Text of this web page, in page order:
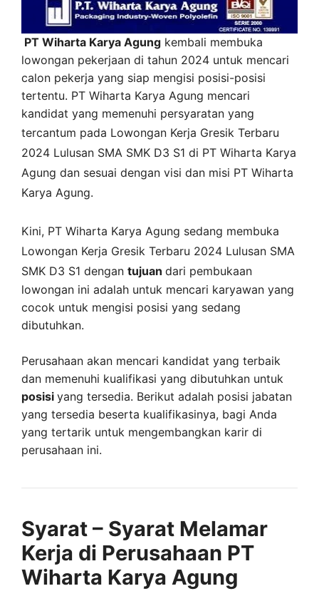
PT Wiharta Karya Agung kembali membuka
lowongan pekerjaan di tahun 2024 untuk mencari
calon pekerja yang siap mengisi posisi-posisi
tertentu. PT Wiharta Karya Agung mencari
kandidat yang memenuhi persyaratan yang
tercantum pada Lowongan Kerja Gresik Terbaru
2024 Lulusan SMA SMK D3 S1 di PT Wiharta Karya
Agung dan sesuai dengan visi dan misi PT Wiharta
Karya Agung.
Kini, PT Wiharta Karya Agung sedang membuka
Lowongan Kerja Gresik Terbaru 2024 Lulusan SMA
SMK D3 S1 dengan tujuan dari pembukaan
lowongan ini adalah untuk mencari karyawan yang
cocok untuk mengisi posisi yang sedang
dibutuhkan.
Perusahaan akan mencari kandidat yang terbaik
dan memenuhi kualifikasi yang dibutuhkan untuk
posisi yang tersedia. Berikut adalah posisi jabatan
yang tersedia beserta kualifikasinya, bagi Anda
yang tertarik untuk mengembangkan karir di
perusahaan ini.
Syarat – Syarat Melamar
Kerja di Perusahaan PT
Wiharta Karya Agung